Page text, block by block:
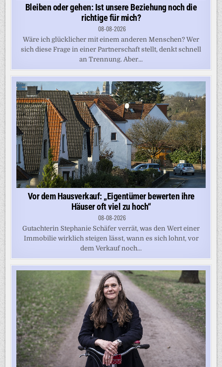
Bleiben oder gehen: Ist unsere Beziehung noch die
richtige für mich?
08-08-2026
Wäre ich glücklicher mit einem anderen Menschen? Wer
sich diese Frage in einer Partnerschaft stellt, denkt schnell
an Trennung. Aber...
Vor dem Hausverkauf: „Eigentümer bewerten ihre
Häuser oft viel zu hoch“
08-08-2026
Gutachterin Stephanie Schäfer verrät, was den Wert einer
Immobilie wirklich steigen lässt, wann es sich lohnt, vor
dem Verkauf noch...